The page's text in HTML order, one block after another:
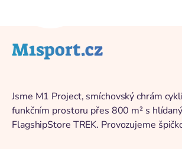
M1sport.cz
Jsme M1 Project, smíchovský chrám
funkčním prostoru přes 800 m² s
FlagshipStore TREK. Provozujeme